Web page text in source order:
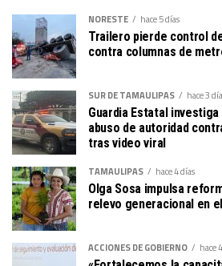
NORESTE hace 5 días
Trailero pierde control
contra columnas de
SUR DE TAMAULIPAS hace 3
Guardia Estatal
abuso de autoridad
tras video viral
TAMAULIPAS hace 4 días
Olga Sosa impulsa
relevo generacional en
ACCIONES DE GOBIERNO hace